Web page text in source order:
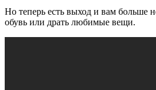
Но теперь есть выход и вам больше
обувь или драть любимые вещи.